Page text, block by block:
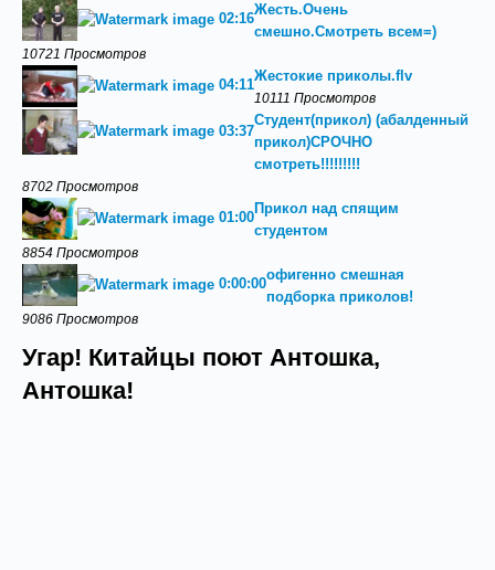
02:16
Жесть.Очень
смешно.Смотреть всем=)
10721 Просмотров
04:11
Жестокие приколы.flv
10111 Просмотров
03:37
Студент(прикол) (абалденный
прикол)СРОЧНО
смотреть!!!!!!!!!
8702 Просмотров
01:00
Прикол над спящим
студентом
8854 Просмотров
0:00:00
офигенно смешная
подборка приколов!
9086 Просмотров
Угар! Китайцы поют Антошка,
Антошка!